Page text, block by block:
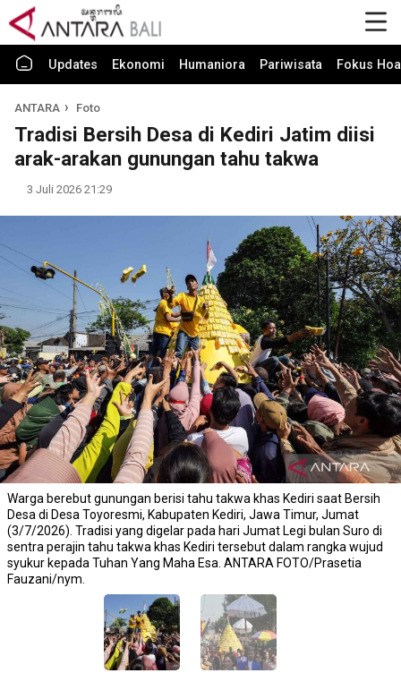
Updates Ekonomi Humaniora Pariwisata Fokus
ANTARA Foto
Tradisi Bersih Desa di Kediri Jatim diisi
arak-arakan gunungan tahu takwa
3 Juli 2026 21:29
Warga berebut gunungan berisi tahu takwa khas Kediri saat Bersih
Desa di Desa Toyoresmi, Kabupaten Kediri, Jawa Timur, Jumat
(3/7/2026). Tradisi yang digelar pada hari Jumat Legi bulan Suro di
sentra perajin tahu takwa khas Kediri tersebut dalam rangka wujud
syukur kepada Tuhan Yang Maha Esa. ANTARA FOTO/Prasetia
Fauzani/nym.